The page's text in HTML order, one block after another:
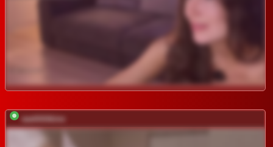
sashhhkino